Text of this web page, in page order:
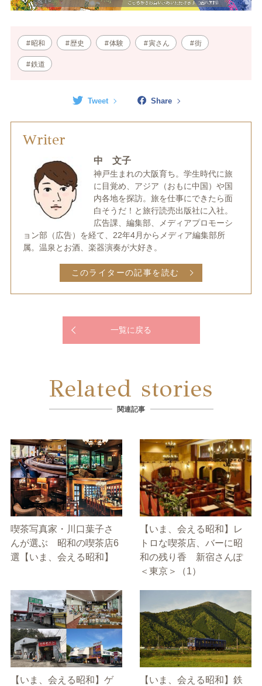
昭和 歴史 体験 寅さん 街
鉄道
Tweet Share
Writer
中 文子
神戸生まれの大阪育ち。学生時代に旅
に目覚め、アジア（おもに中国）や国
内各地を探訪。旅を仕事にできたら面
白そうだ！と旅行読売出版社に入社。
広告課、編集部、メディアプロモーシ
ョン部（広告）を経て、22年4月からメディア編集部所
属。温泉とお酒、楽器演奏が大好き。
このライターの記事を読む
一覧に戻る
Related stories
関連記事
喫茶写真家・川口葉子さ
んが選ぶ 昭和の喫茶店6
選【いま、会える昭和】
【いま、会える昭和】レ
トロな喫茶店、バーに昭
和の残り香 新宿さんぽ
＜東京＞（1）
【いま、会える昭和】ゲ
【いま、会える昭和】鉄